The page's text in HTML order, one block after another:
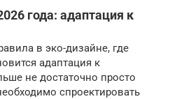
года: адаптация к
в эко-дизайне, где
адаптация к
не достаточно просто
спроектировать